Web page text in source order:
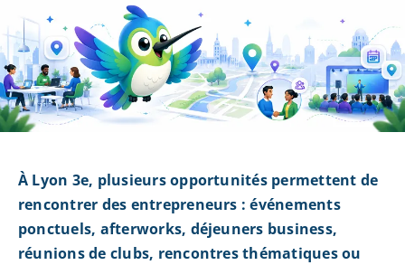
À Lyon 3e, plusieurs opportunités permettent de
rencontrer des entrepreneurs : événements
ponctuels, afterworks, déjeuners business,
réunions de clubs, rencontres thématiques ou